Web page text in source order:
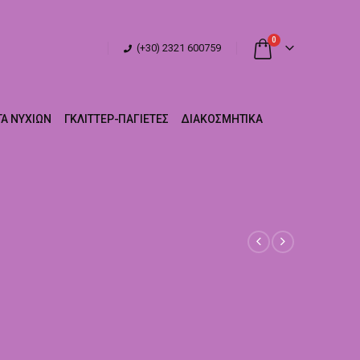
(+30) 2321 600759
0
ΝΥΧΙΏΝ ΓΚΛΊΤΤΕΡ-ΠΑΓΙΈΤΕΣ ΔΙΑΚΟΣΜΗΤΙΚΆ